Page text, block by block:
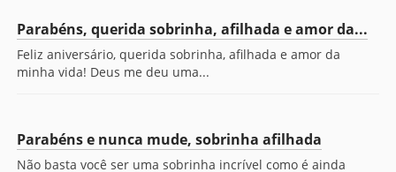
Parabéns, querida sobrinha, afilhada e amor da...
Feliz aniversário, querida sobrinha, afilhada e amor da
minha vida! Deus me deu uma...
Parabéns e nunca mude, sobrinha afilhada
Não basta você ser uma sobrinha incrível como é ainda